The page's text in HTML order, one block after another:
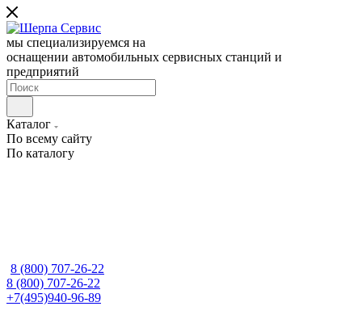
мы специализируемся на
оснащении автомобильных сервисных станций и
предприятий
Каталог
По всему сайту
По каталогу
8 (800) 707-26-22
8 (800) 707-26-22
+7(495)940-96-89